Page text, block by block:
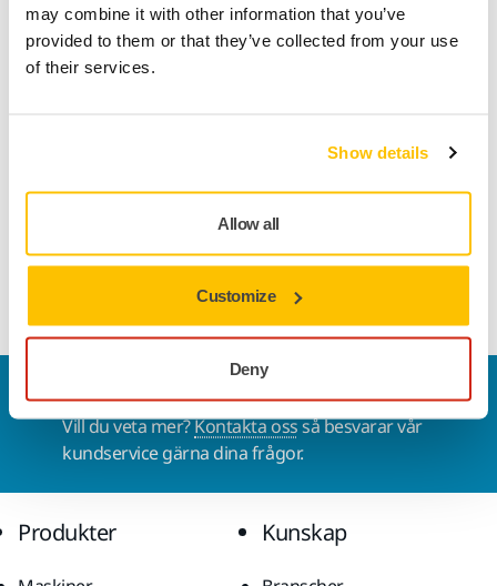
may combine it with other information that you’ve
provided to them or that they’ve collected from your use
of their services.
Show details
Allow all
Customize
Deny
Teknisk specifikation
Bredd 27 mm
Kontakta oss
Vill du veta mer?Kontakta ossså besvarar vår
kundservice gärna dina frågor.
Produkter Kunskap